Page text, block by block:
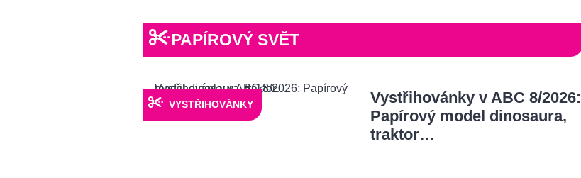
PAPÍROVÝ SVĚT
Vystřihovánky v ABC 8/2026:
Papírový model dinosaura,
traktor…
VYSTŘIHOVÁNKY